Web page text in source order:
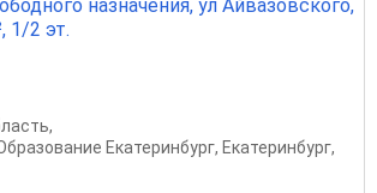
назначения, ул Айвазовского,
1/2 эт.
,
Екатеринбург, Екатеринбург,